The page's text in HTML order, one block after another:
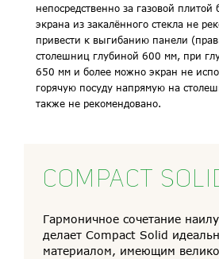
непосредственно за газовой плитой
экрана из закалённого стекла не
привести к выгибанию панели
столешниц глубиной 600 мм, при
650 мм и более можно экран не
горячую посуду напрямую на
также не рекомендовано.
COMPACT
Гармоничное сочетание
делает Compact Solid
материалом, имеющим